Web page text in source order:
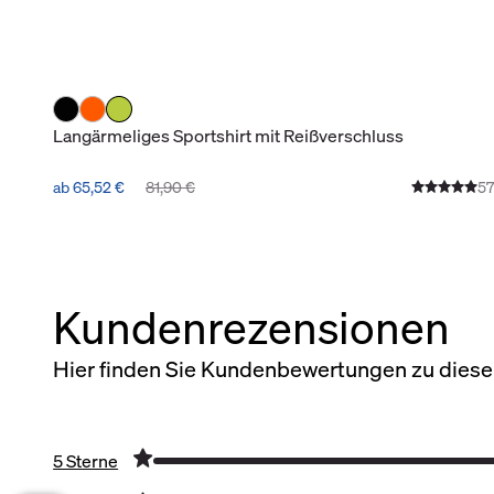
Langärmeliges Sportshirt mit Reißverschluss
ab 65,52 € 81,90 € 57
Kundenrezensionen
Hier finden Sie Kundenbewertungen zu
5 Sterne